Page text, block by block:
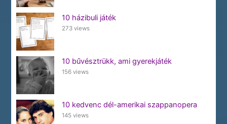
10 házibuli játék
273 views
10 bűvésztrükk, ami gyerekjáték
156 views
10 kedvenc dél-amerikai szappanopera
145 views